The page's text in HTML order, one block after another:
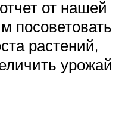
от нашей
посоветовать
растений,
урожай